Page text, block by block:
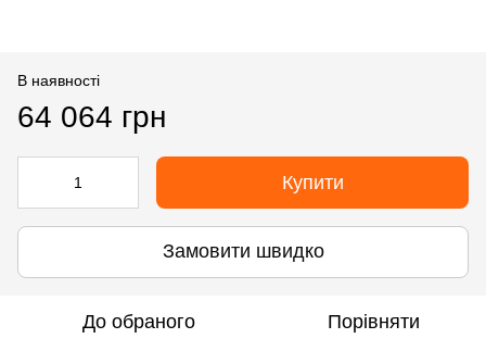
В наявності
64 064 грн
Купити
Замовити швидко
До обраного Порівняти